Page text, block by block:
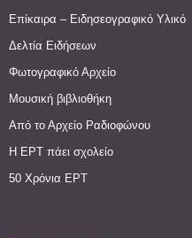
Επίκαιρα – Ειδησεογραφικό Υλικό
Δελτία Ειδήσεων
Φωτογραφικό Αρχείο
Μουσική βιβλιοθήκη
Από το Αρχείο Ραδιοφώνου
Η ΕΡΤ πάει σχολείο
50 Χρόνια ΕΡΤ